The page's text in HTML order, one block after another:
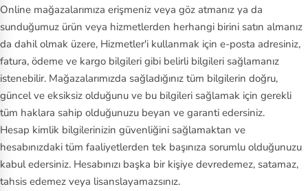
Online mağazalarımıza erişmeniz veya göz atmanız ya da
sunduğumuz ürün veya hizmetlerden herhangi birini satın almanız
da dahil olmak üzere, Hizmetler'i kullanmak için e-posta adresiniz,
fatura, ödeme ve kargo bilgileri gibi belirli bilgileri sağlamanız
istenebilir. Mağazalarımızda sağladığınız tüm bilgilerin doğru,
güncel ve eksiksiz olduğunu ve bu bilgileri sağlamak için gerekli
tüm haklara sahip olduğunuzu beyan ve garanti edersiniz.
Hesap kimlik bilgilerinizin güvenliğini sağlamaktan ve
hesabınızdaki tüm faaliyetlerden tek başınıza sorumlu olduğunuzu
kabul edersiniz. Hesabınızı başka bir kişiye devredemez, satamaz,
tahsis edemez veya lisanslayamazsınız.